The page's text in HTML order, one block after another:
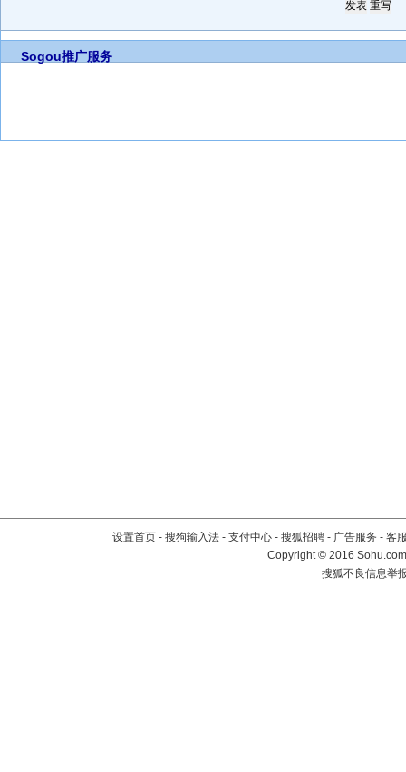
Sogou推广服务
设置首页 - 搜狗输入法 - 支付中心 - 搜狐招聘 - 广告服务 - 客
Copyright©2016
搜狐不良信息举